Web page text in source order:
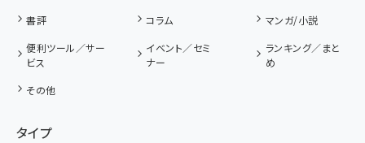
書評 コラム
マンガ/小説
便利ツール／サー
ビス
イベント／セミ
ナー
ランキング／まと
め
その他
タイプ